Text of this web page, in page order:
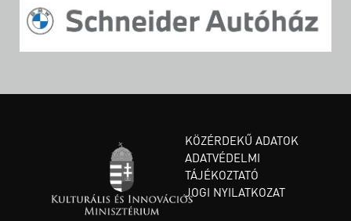
KÖZÉRDEKŰ ADATOK
ADATVÉDELMI
TÁJÉKOZTATÓ
JOGI NYILATKOZAT